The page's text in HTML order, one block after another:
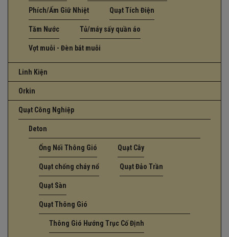
Phích/Ấm Giữ Nhiệt Quạt Tích Điện
Tăm Nước Tủ/máy sấy quần áo
Vợt muỗi - Đèn bắt muỗi
Linh Kiện
Orkin
Quạt Công Nghiệp
Deton
Ống Nối Thông Gió Quạt Cây
Quạt chống cháy nổ Quạt Đảo Trần
Quạt Sàn
Quạt Thông Gió
Thông Gió Hướng Trục Cố Định